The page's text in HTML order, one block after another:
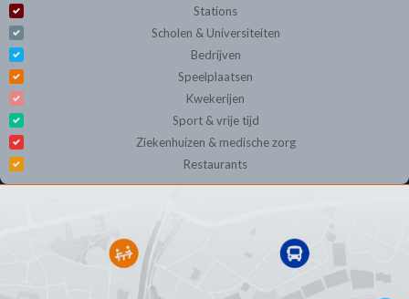
Stations
Scholen & Universiteiten
Bedrijven
Speelplaatsen
Kwekerijen
Sport & vrije tijd
Ziekenhuizen & medische zorg
Restaurants